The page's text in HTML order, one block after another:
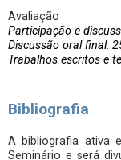
Avaliação
Participação e
Discussão oral final:
Trabalhos escritos e
Bibliografia
A bibliografia ativa
Seminário e será